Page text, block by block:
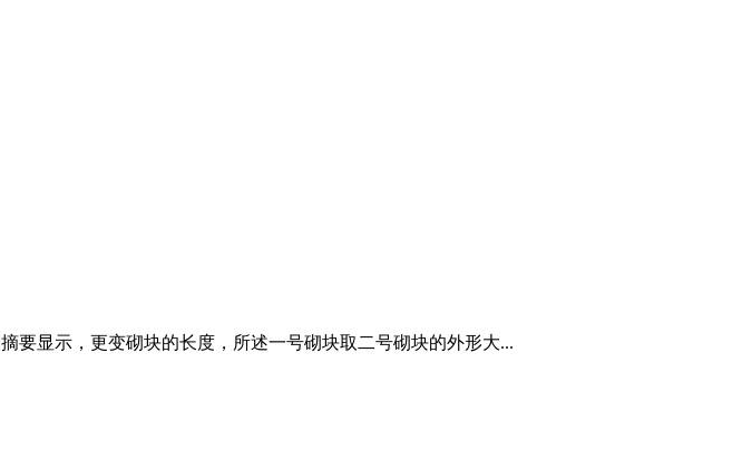
要显示，更变砌块的长度，所述一号砌块取二号砌块的外形大...